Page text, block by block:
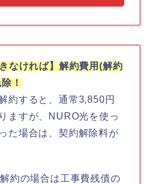
なければ】解約費用(解約
！
約すると、通常3,850円
ますが、NURO光を使っ
た場合は、契約解除料が
約の場合は工事費残債の